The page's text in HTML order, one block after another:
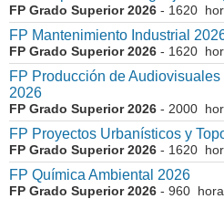
FP Grado Superior 2026 - 1620
FP Mantenimiento Industrial
FP Grado Superior 2026 - 1620
FP Producción de
2026
FP Grado Superior 2026 - 2000
FP Proyectos Urbanísticos y
FP Grado Superior 2026 - 1620
FP Química Ambiental 2026
FP Grado Superior 2026 - 960